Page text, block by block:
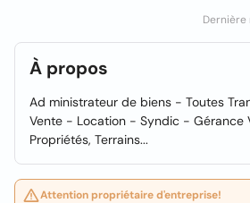
Dernière
À propos
Ad ministrateur de biens - Toutes
Vente - Location - Syndic - Gérance
Propriétés, Terrains...
Attention propriétaire d'entreprise!